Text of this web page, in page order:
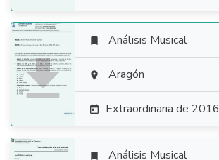

 Análisis Musical
 Aragón
 Extraordinaria de 2016
 Análisis Musical